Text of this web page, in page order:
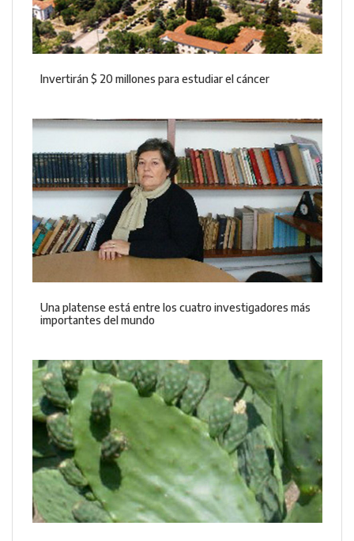
Invertirán $ 20 millones para estudiar el cáncer
Una platense está entre los cuatro investigadores más
importantes del mundo